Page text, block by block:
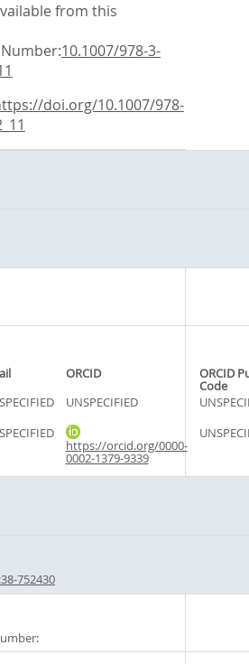
from this
10.1007/978-3-
doi.org/10.1007/978-
ORCID ORCID
Code
UNSPECIFIED
https://orcid.org/0000-
0002-1379-9339
752430